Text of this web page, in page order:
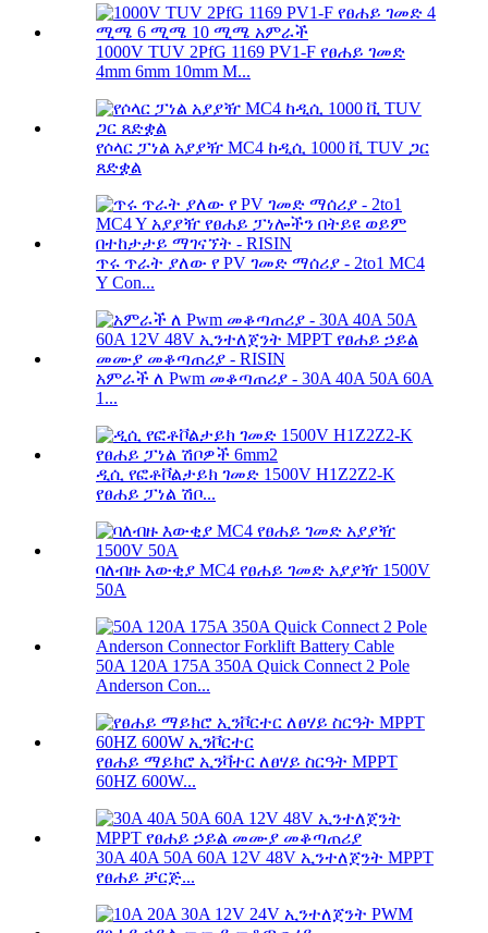
1000V TUV 2PfG 1169 PV1-F የፀሐይ ገመድ
4mm 6mm 10mm M...
የሶላር ፓነል አያያዥ MC4 ከዲሲ 1000 ቪ TUV ጋር
ጸድቋል
ጥሩ ጥራት ያለው የ PV ገመድ ማሰሪያ - 2to1 MC4
Y Con...
አምራች ለ Pwm መቆጣጠሪያ - 30A 40A 50A 60A
1...
ዲሲ የፎቶቮልታይክ ገመድ 1500V H1Z2Z2-K
የፀሐይ ፓነል ሽቦ...
ባለብዙ እውቂያ MC4 የፀሐይ ገመድ አያያዥ 1500V
50A
50A 120A 175A 350A Quick Connect 2 Pole
Anderson Con...
የፀሐይ ማይክሮ ኢንቫተር ለፀሃይ ስርዓት MPPT
60HZ 600W...
30A 40A 50A 60A 12V 48V ኢንተለጀንት MPPT
የፀሐይ ቻርጅ...